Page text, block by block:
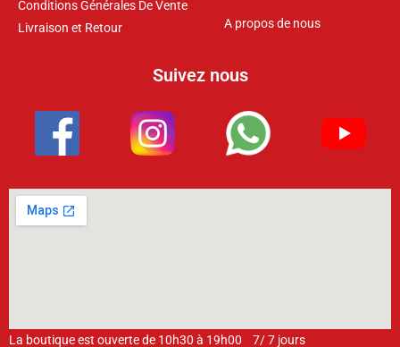
Conditions Générales De Vente
Livraison et Retour
A propos de nous
Suivez nous
La boutique est ouverte de 10h30 à 19h00 7/ 7 jours